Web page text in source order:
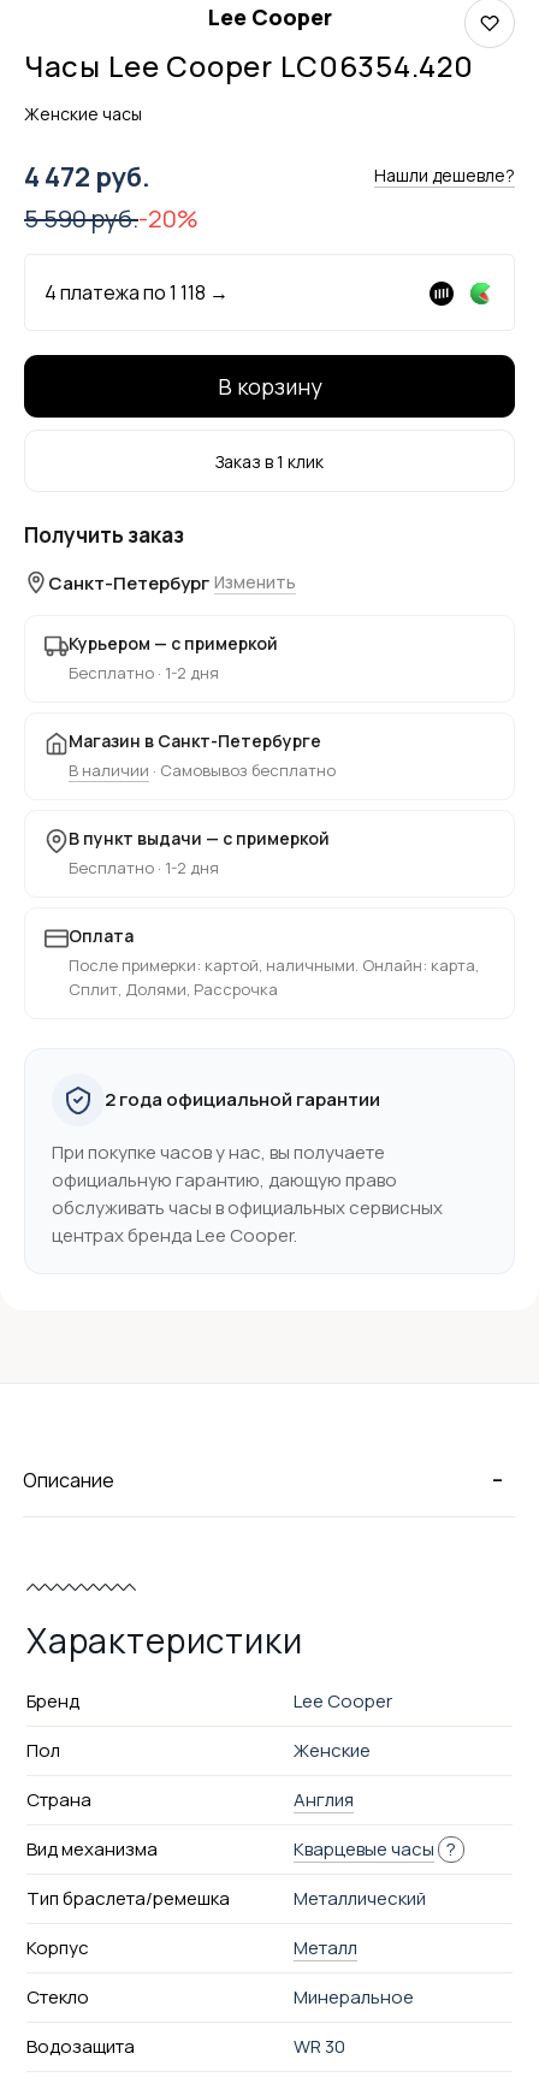
Lee Cooper
Часы Lee Cooper LC06354.420
Женские часы
4 472 руб. Нашли дешевле?
5 590 руб.-20%
4 платежа по1 118 →
В корзину
Заказ в 1 клик
Получить заказ
Санкт-Петербург Изменить
Курьером — с примеркой
Бесплатно · 1-2 дня
Магазин в Санкт-Петербурге
В наличии · Самовывоз бесплатно
В пункт выдачи — с примеркой
Бесплатно · 1-2 дня
Оплата
После примерки: картой, наличными. Онлайн: карта,
Сплит, Долями, Рассрочка
2 года официальной гарантии
При покупке часов у нас, вы получаете
официальную гарантию, дающую право
обслуживать часы в официальных сервисных
центрах бренда Lee Cooper.
-
Описание
Характеристики
Бренд
Lee Cooper
Пол
Женские
Страна
Англия
Вид механизма
Кварцевые часы ?
Тип браслета/ремешка
Металлический
Корпус
Металл
Стекло
Минеральное
Водозащита
WR 30